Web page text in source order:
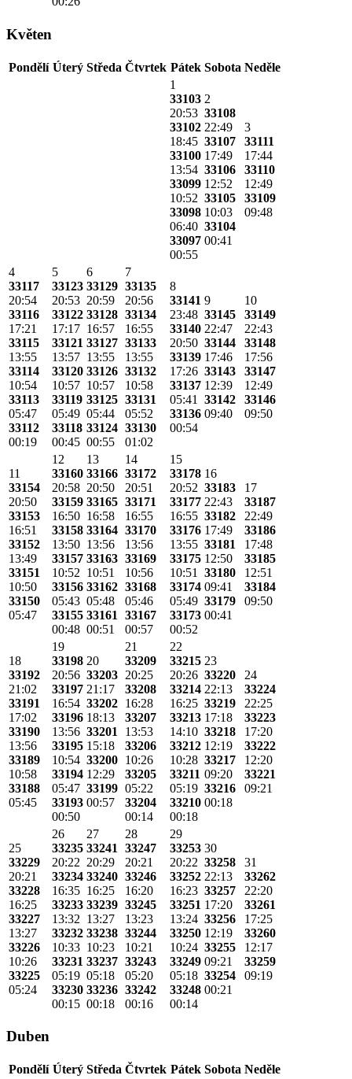
Květen
Pondělí Úterý Středa Čtvrtek Pátek Sobota Neděle
1
33103
20:53
33102
18:45
33100
13:54
33099
10:52
33098
06:40
33097
00:55
2
33108
22:49
33107
17:49
33106
12:52
33105
10:03
33104
00:41
3
33111
17:44
33110
12:49
33109
09:48
4
33117
20:54
33116
17:21
33115
13:55
33114
10:54
33113
05:47
33112
00:19
5
33123
20:53
33122
17:17
33121
13:57
33120
10:57
33119
05:49
33118
00:45
6
33129
20:59
33128
16:57
33127
13:55
33126
10:57
33125
05:44
33124
00:55
7
33135
20:56
33134
16:55
33133
13:55
33132
10:58
33131
05:52
33130
01:02
8
33141
23:48
33140
20:50
33139
17:26
33137
05:41
33136
00:54
9
33145
22:47
33144
17:46
33143
12:39
33142
09:40
10
33149
22:43
33148
17:56
33147
12:49
33146
09:50
11
33154
20:50
33153
16:51
33152
13:49
33151
10:50
33150
05:47
12
33160
20:58
33159
16:50
33158
13:50
33157
10:52
33156
05:43
33155
00:48
13
33166
20:50
33165
16:58
33164
13:56
33163
10:51
33162
05:48
33161
00:51
14
33172
20:51
33171
16:55
33170
13:56
33169
10:56
33168
05:46
33167
00:57
15
33178
20:52
33177
16:55
33176
13:55
33175
10:51
33174
05:49
33173
00:52
16
33183
22:43
33182
17:49
33181
12:50
33180
09:41
33179
00:41
17
33187
22:49
33186
17:48
33185
12:51
33184
09:50
18
33192
21:02
33191
17:02
33190
13:56
33189
10:58
33188
05:45
19
33198
20:56
33197
16:54
33196
13:56
33195
10:54
33194
05:47
33193
00:50
20
33203
21:17
33202
18:13
33201
15:18
33200
12:29
33199
00:57
21
33209
20:25
33208
16:28
33207
13:53
33206
10:26
33205
05:22
33204
00:14
22
33215
20:26
33214
16:25
33213
14:10
33212
10:28
33211
05:19
33210
00:18
23
33220
22:13
33219
17:18
33218
12:19
33217
09:20
33216
00:18
24
33224
22:25
33223
17:20
33222
12:20
33221
09:21
25
33229
20:21
33228
16:25
33227
13:27
33226
10:26
33225
05:24
26
33235
20:22
33234
16:35
33233
13:32
33232
10:33
33231
05:19
33230
00:15
27
33241
20:29
33240
16:25
33239
13:27
33238
10:23
33237
05:18
33236
00:18
28
33247
20:21
33246
16:20
33245
13:23
33244
10:21
33243
05:20
33242
00:16
29
33253
20:22
33252
16:23
33251
13:24
33250
10:24
33249
05:18
33248
00:14
30
33258
22:13
33257
17:20
33256
12:19
33255
09:21
33254
00:21
31
33262
22:20
33261
17:25
33260
12:17
33259
09:19
Duben
Pondělí Úterý Středa Čtvrtek Pátek Sobota Neděle